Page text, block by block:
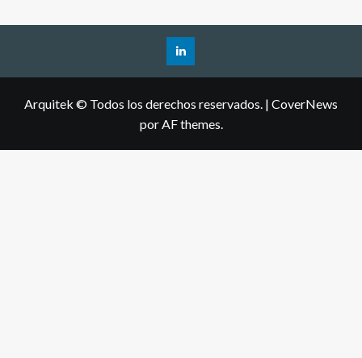
Arquitek © Todos los derechos reservados. | CoverNews
por AF themes.